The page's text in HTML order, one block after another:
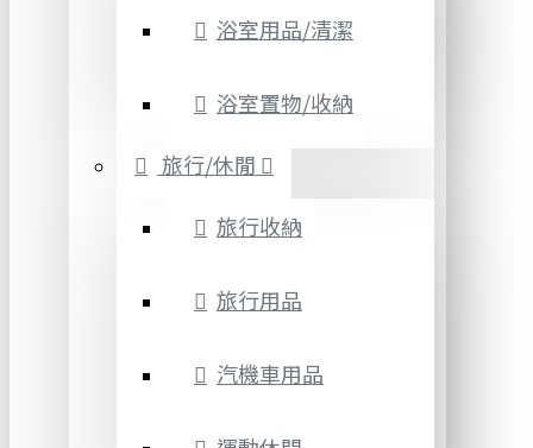
浴室用品/清潔
浴室置物/收納
旅行/休閒
旅行收納
旅行用品
汽機車用品